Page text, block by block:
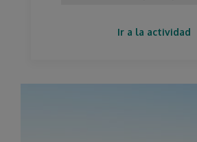
Ir a la actividad